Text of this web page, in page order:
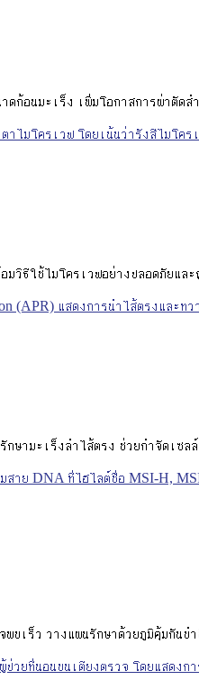
ก้อนมะเร็ง เพิ่มโอกาสการผ่าตัด
วิธีใช้ไมโครเวฟอย่างปลอดภัยแล
ษามะเร็งลำไส้ตรง ช่วยกำจัดเซล
บเร็ว วางแผนรักษาด้วยภูมิคุ้มกันบ